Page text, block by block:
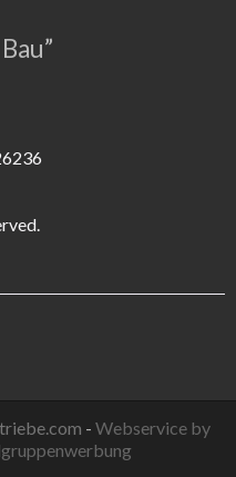
- Webservice by